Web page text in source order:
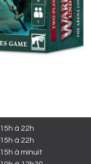
15h à 22h
15h à 22h
15h à minuit